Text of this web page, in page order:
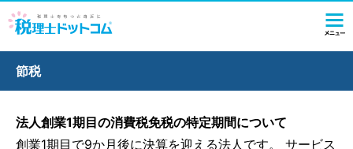
節税
法人創業1期目の消費税免税の特定期間について
創業1期目で9か月後に決算を迎える法人です。 サービス